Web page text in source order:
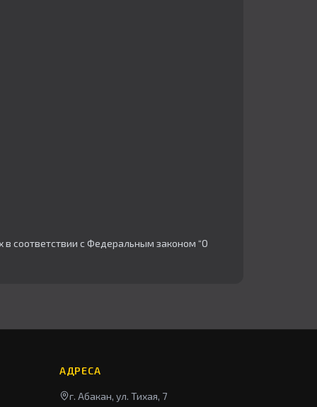
соответствии с Федеральным законом “О
АДРЕСА
г. Абакан, ул. Тихая, 7